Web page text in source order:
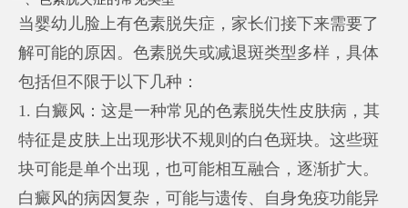
当婴幼儿脸上有色素脱失症，家长们接下来需要了
解可能的原因。色素脱失或减退斑类型多样，具体
包括但不限于以下几种：
1. 白癜风：这是一种常见的色素脱失性皮肤病，其
特征是皮肤上出现形状不规则的白色斑块。这些斑
块可能是单个出现，也可能相互融合，逐渐扩大。
白癜风的病因复杂，可能与遗传、自身免疫功能异